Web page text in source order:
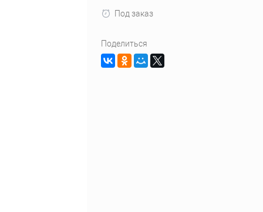
Под заказ
Поделиться